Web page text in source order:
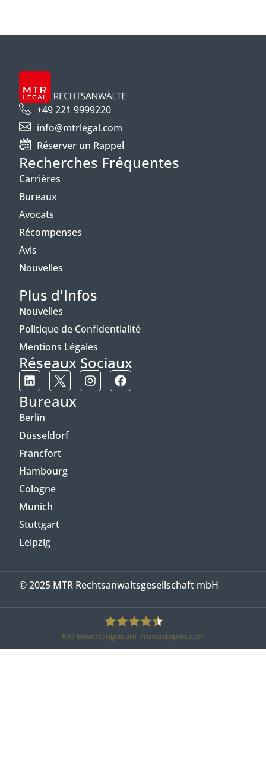
+49 221 9999220
info@mtrlegal.com
Réserver un Rappel
Recherches Fréquentes
Carrières
Bureaux
Avocats
Récompenses
Avis
Nouvelles
Plus d'Infos
Nouvelles
Politique de Confidentialité
Mentions Légales
Réseaux Sociaux
Bureaux
Berlin
Düsseldorf
Francfort
Hambourg
Cologne
Munich
Stuttgart
Leipzig
© 2025 MTR Rechtsanwaltsgesellschaft mbH
890Bewertungen auf ProvenExpert.com